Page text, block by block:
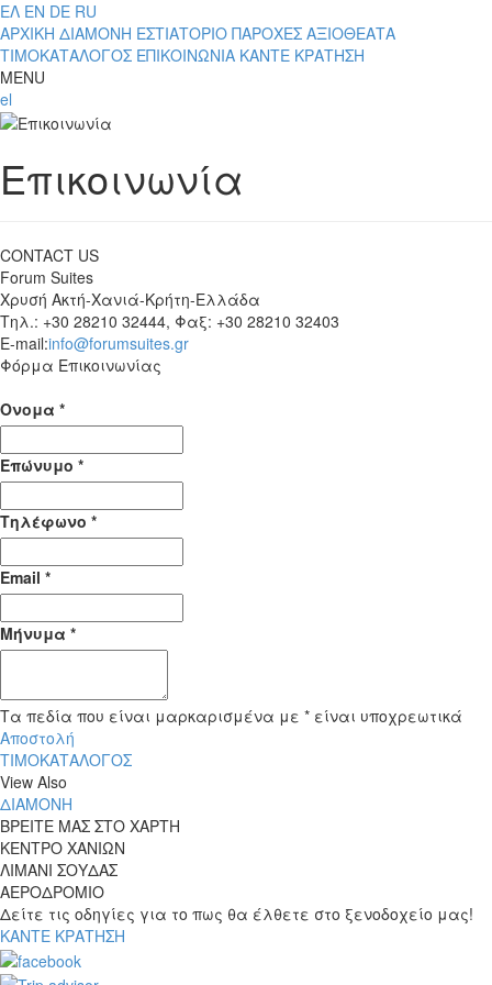
ΕΛ EN DE RU
ΑΡΧΙΚΗ ΔΙΑΜΟΝΗ ΕΣΤΙΑΤΟΡΙΟ ΠΑΡΟΧΕΣ ΑΞΙΟΘΕΑΤΑ
ΤΙΜΟΚΑΤΑΛΟΓΟΣ ΕΠΙΚΟΙΝΩΝΙΑ ΚΑΝΤΕ ΚΡΑΤΗΣΗ
MENU
el
Επικοινωνία
CONTACT US
Forum Suites
Χρυσή Ακτή-Χανιά-Κρήτη-Ελλάδα
Τηλ.: +30 28210 32444, Φαξ: +30 28210 32403
E-mail:info@forumsuites.gr
Φόρμα Επικοινωνίας
Ονομα *
Επώνυμο *
Τηλέφωνο *
Email *
Μήνυμα *
Τα πεδία που είναι μαρκαρισμένα με * είναι υποχρεωτικά
Αποστολή
ΤΙΜΟΚΑΤΑΛΟΓΟΣ
View Also
ΔΙΑΜΟΝΗ
ΒΡΕΙΤΕ ΜΑΣ ΣΤΟ ΧΑΡΤΗ
ΚΕΝΤΡΟ ΧΑΝΙΩΝ
ΛΙΜΑΝΙ ΣΟΥΔΑΣ
ΑΕΡΟΔΡΟΜΙΟ
Δείτε τις οδηγίες για το πως θα έλθετε στο ξενοδοχείο μας!
ΚΑΝΤΕ ΚΡΑΤΗΣΗ